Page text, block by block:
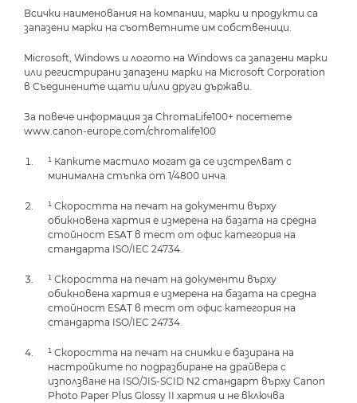
Всички наименования на компании, марки и продукти са
запазени марки на съответните им собственици.
Microsoft, Windows и логото на Windows са запазени марки
или регистрирани запазени марки на Microsoft Corporation
в Съединените щати и/или други държави.
За повече информация за ChromaLife100+ посетете
www.canon-europe.com/chromalife100
¹ Капките мастило могат да се изстрелват с
минимална стъпка от 1/4800 инча.
¹ Скоростта на печат на документи върху
обикновена хартия е измерена на базата на средна
стойност ESAT в тест от офис категория на
стандарта ISO/IEC 24734.
¹ Скоростта на печат на документи върху
обикновена хартия е измерена на базата на средна
стойност ESAT в тест от офис категория на
стандарта ISO/IEC 24734.
¹ Скоростта на печат на снимки е базирана на
настройките по подразбиране на драйвера с
използване на ISO/JIS-SCID N2 стандарт върху Canon
Photo Paper Plus Glossy II хартия и не включва